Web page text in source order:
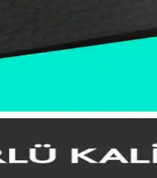
en uygun kablosuz mouse
verimliliği artırır, zaman